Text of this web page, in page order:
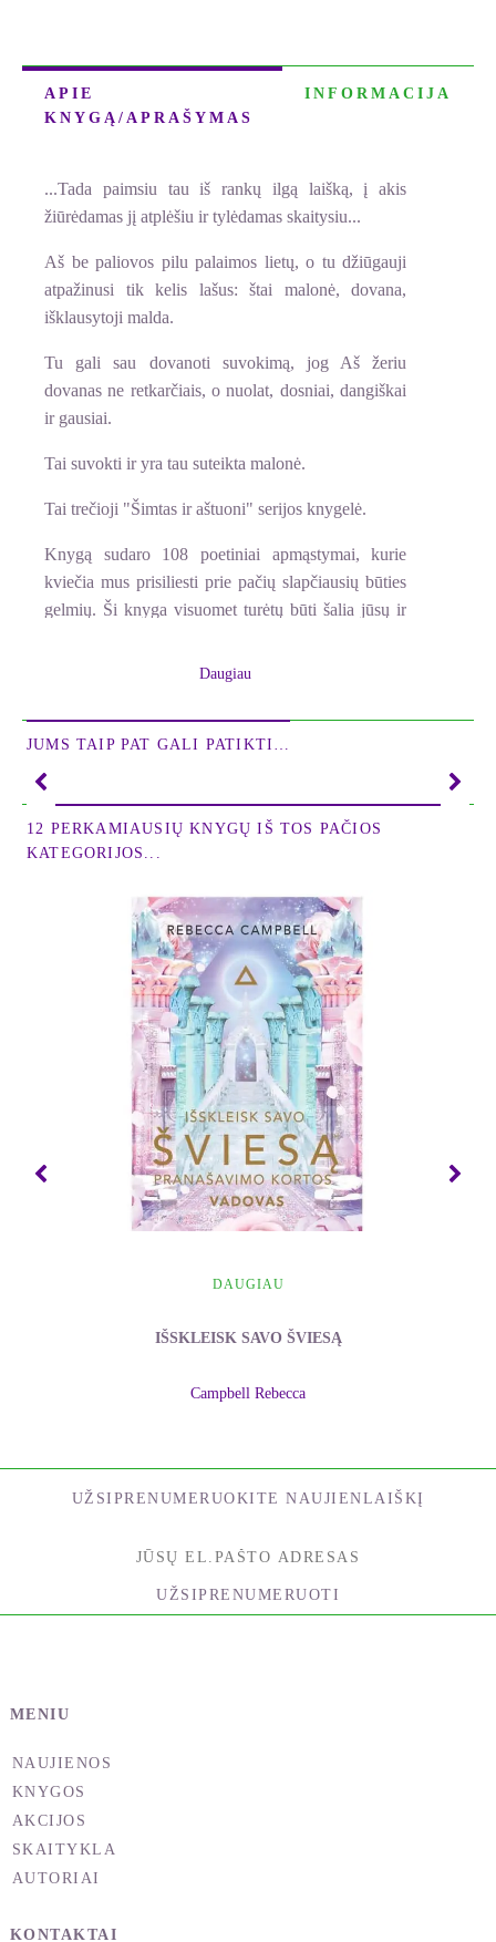
APIE
KNYGĄ/APRAŠYMAS
INFORMACIJA
...Tada paimsiu tau iš rankų ilgą laišką, į akis
žiūrėdamas jį atplėšiu ir tylėdamas skaitysiu...
Aš be paliovos pilu palaimos lietų, o tu džiūgauji
atpažinusi tik kelis lašus: štai malonė, dovana,
išklausytoji malda.
Tu gali sau dovanoti suvokimą, jog Aš žeriu
dovanas ne retkarčiais, o nuolat, dosniai, dangiškai
ir gausiai.
Tai suvokti ir yra tau suteikta malonė.
Tai trečioji "Šimtas ir aštuoni" serijos knygelė.
Knygą sudaro 108 poetiniai apmąstymai, kurie
kviečia mus prisiliesti prie pačių slapčiausių būties
gelmių. Ši knyga visuomet turėtų būti šalia jūsų ir
atsitiktinai atversdami knygos puslapį ar
Lai Aukštesnioji Išmintis jums byloja ir veda jus į
Daugiau
JUMS TAIP PAT GALI PATIKTI…
12 PERKAMIAUSIŲ KNYGŲ IŠ TOS PAČIOS
KATEGORIJOS...
DAUGIAU
IŠSKLEISK SAVO ŠVIESĄ
Campbell Rebecca
UŽSIPRENUMERUOKITE NAUJIENLAIŠKĮ
UŽSIPRENUMERUOTI
MENIU
NAUJIENOS
KNYGOS
AKCIJOS
SKAITYKLA
AUTORIAI
KONTAKTAI